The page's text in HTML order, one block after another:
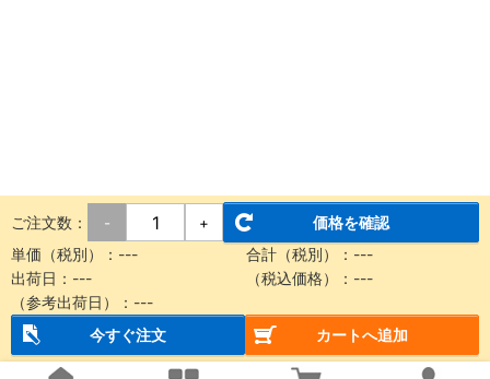
ご注文数： - +
価格を確認
単価（税別）： --- 合計（税別）： ---
出荷日： --- （税込価格）： ---
（参考出荷日）： ---
今すぐ注文
カートへ追加